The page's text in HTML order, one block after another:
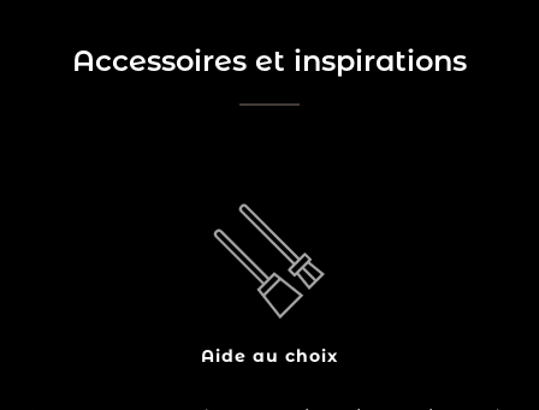
Accessoires et inspirations
Aide au choix
serviteur est un accessoire indispensable
posséder pour entretenir votre coin feu. Il réunit en un
seul produit l’ensemble des accessoires nécessaires
pour entretenir votre feu. Il est généralement composé
d’une pelle, d’une…